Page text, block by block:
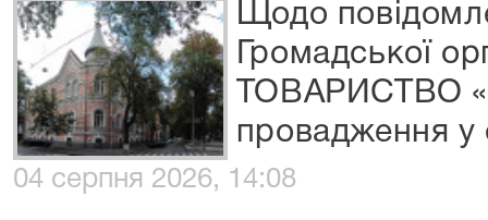
Щодо
Громадської
ТОВАРИСТВО
провадження
04 серпня 2026, 14:08